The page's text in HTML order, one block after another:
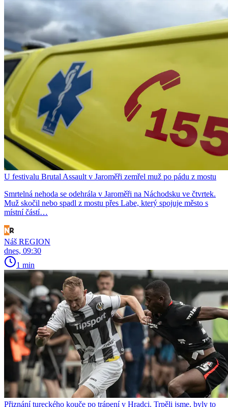
U festivalu Brutal Assault v Jaroměři zemřel muž po pádu z mostu
Smrtelná nehoda se odehrála v Jaroměři na Náchodsku ve čtvrtek.
Muž skočil nebo spadl z mostu přes Labe, který spojuje město s
místní částí…
Náš REGION
dnes, 09:30
1 min
Přiznání tureckého kouče po trápení v Hradci. Trpěli jsme, byly to